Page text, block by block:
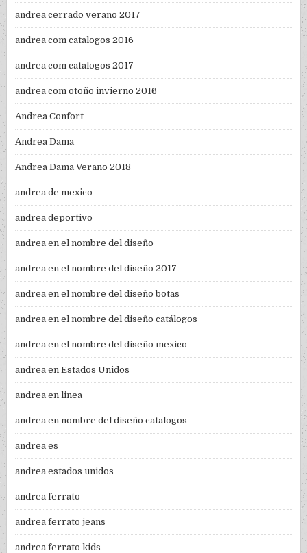
andrea cerrado verano 2017
andrea com catalogos 2016
andrea com catalogos 2017
andrea com otoño invierno 2016
Andrea Confort
Andrea Dama
Andrea Dama Verano 2018
andrea de mexico
andrea deportivo
andrea en el nombre del diseño
andrea en el nombre del diseño 2017
andrea en el nombre del diseño botas
andrea en el nombre del diseño catálogos
andrea en el nombre del diseño mexico
andrea en Estados Unidos
andrea en linea
andrea en nombre del diseño catalogos
andrea es
andrea estados unidos
andrea ferrato
andrea ferrato jeans
andrea ferrato kids